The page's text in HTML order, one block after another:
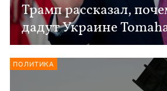
Трамп рассказал,
дадут Украине
ПОЛИТИКА